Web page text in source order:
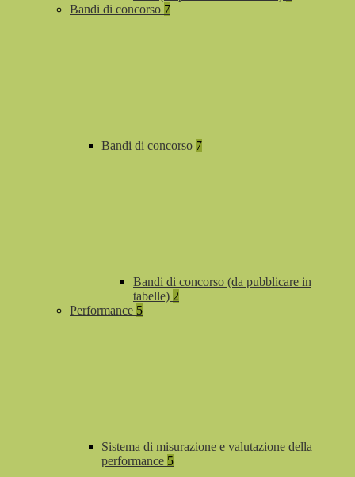
Bandi di concorso 7
Bandi di concorso 7
Bandi di concorso (da pubblicare in
tabelle) 2
Performance 5
Sistema di misurazione e valutazione della
performance 5